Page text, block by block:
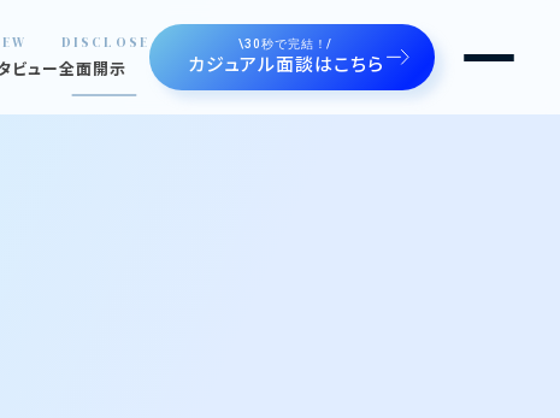
ビュー
DISCLOSE
全面開示
\30秒で完結！/
カジュアル面談はこちら